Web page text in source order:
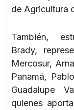
de Agricultura
También,
Brady,
Mercosur,
Panamá,
Guadalupe
quienes